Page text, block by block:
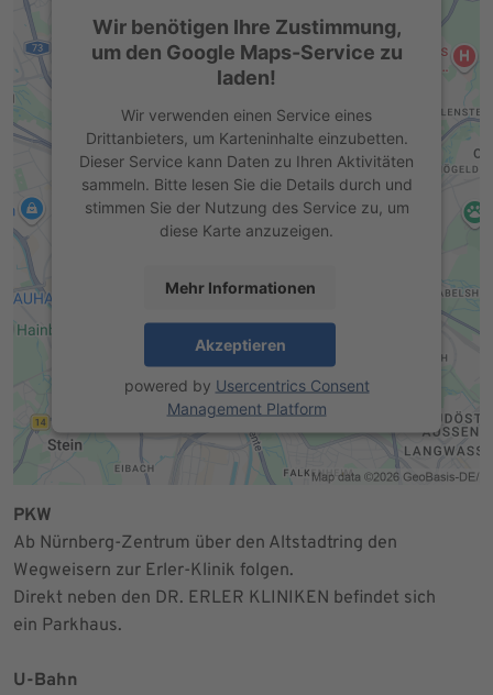
Wir benötigen Ihre Zustimmung,
um den Google Maps-Service zu
laden!
Wir verwenden einen Service eines
Drittanbieters, um Karteninhalte einzubetten.
Dieser Service kann Daten zu Ihren Aktivitäten
sammeln. Bitte lesen Sie die Details durch und
stimmen Sie der Nutzung des Service zu, um
diese Karte anzuzeigen.
Mehr Informationen
Akzeptieren
powered by Usercentrics Consent
Management Platform
PKW
Ab Nürnberg-Zentrum über den Altstadtring den
Wegweisern zur Erler-Klinik folgen.
Direkt neben den DR. ERLER KLINIKEN befindet sich
ein Parkhaus.
U-Bahn